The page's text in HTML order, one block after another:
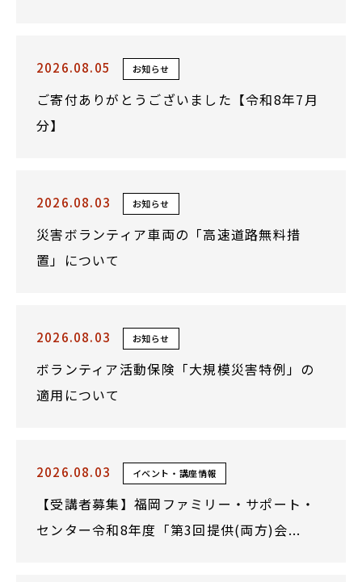
2026.08.05 お知らせ
ご寄付ありがとうございました【令和8年7月
分】
2026.08.03 お知らせ
災害ボランティア車両の「高速道路無料措
置」について
2026.08.03 お知らせ
ボランティア活動保険「大規模災害特例」の
適用について
2026.08.03 イベント・講座情報
【受講者募集】福岡ファミリー・サポート・
センター令和8年度「第3回提供(両方)会...